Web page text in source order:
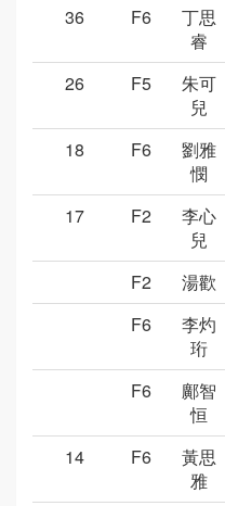
36 F6
丁思
睿
26 F5
朱可
兒
18 F6
劉雅
憫
17 F2
李心
兒
F2
湯歡
F6
李灼
珩
F6
鄺智
恒
14 F6
黃思
雅